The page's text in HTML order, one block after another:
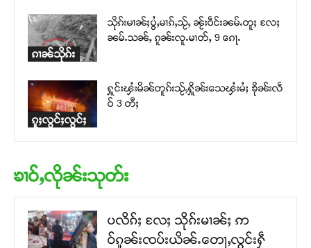
ၵၢၼ်သိုၵ်း
သိုၵ်းမၢၼ်ႈပွႆႇမၢၵ်ႇသႂ်ႇ ၼႂ်းဝဵင်းၼမ်ႉတူႈ လႄႈ
ၼမ်ႉသၼ်ႇ ၵူၼ်းလူႉမၢတ်ႇ 9 ၵေႃႉ
ၵူႈလွင်ႈလွင်ႈ
ႁူင်းၾႆးမိၼ်တူၵ်းသႂ်ႇႁိူၼ်းသေၾႆးမႆႈ ၶိုၼ်းလဵ
ဝ် 3 တီႈ
ၶၢဝ်ႇလိုၼ်းသုတ်း
ပလိၵ်ႈ လႄႈ သိုၵ်းမၢၼ်ႈ ဢ
ဝ်ၵူၼ်းၸပ်းယိၼ်ႉတေႃႇလွင်းႁဵ